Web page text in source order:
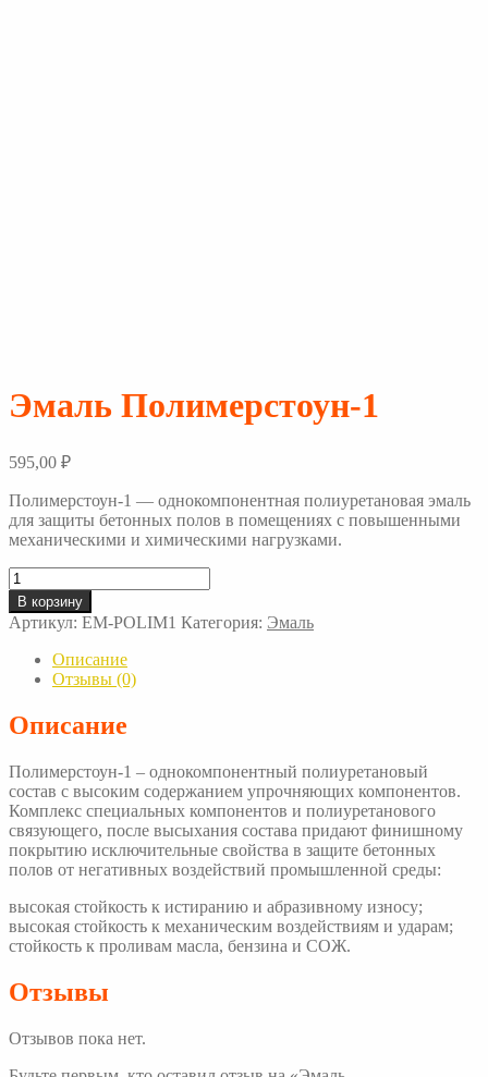
Эмаль Полимерстоун-1
595,00 ₽
Полимерстоун-1 — однокомпонентная полиуретановая эмаль
для защиты бетонных полов в помещениях с повышенными
механическими и химическими нагрузками.
Количество
товара
Эмаль
Полимерстоун-1
В корзину
Артикул: EM-POLIM1 Категория: Эмаль
Описание
Отзывы (0)
Описание
Полимерстоун-1 – однокомпонентный полиуретановый
состав с высоким содержанием упрочняющих компонентов.
Комплекс специальных компонентов и полиуретанового
связующего, после высыхания состава придают финишному
покрытию исключительные свойства в защите бетонных
полов от негативных воздействий промышленной среды:
высокая стойкость к истиранию и абразивному износу;
высокая стойкость к механическим воздействиям и ударам;
стойкость к проливам масла, бензина и СОЖ.
Отзывы
Отзывов пока нет.